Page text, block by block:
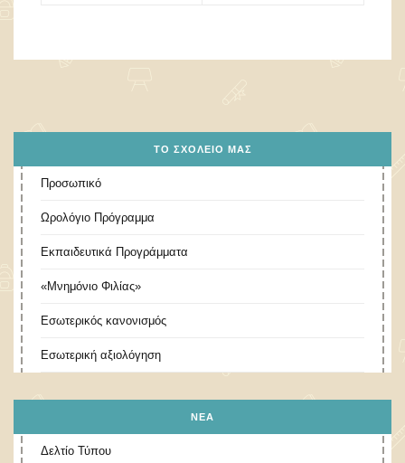
ΤΟ ΣΧΟΛΕΊΟ ΜΑΣ
Προσωπικό
Ωρολόγιο Πρόγραμμα
Εκπαιδευτικά Προγράμματα
«Μνημόνιο Φιλίας»
Εσωτερικός κανονισμός
Εσωτερική αξιολόγηση
ΝΕΑ
Δελτίο Τύπου